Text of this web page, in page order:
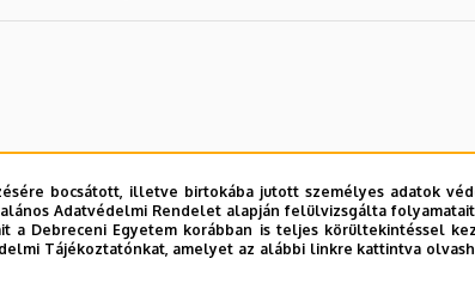
bocsátott, illetve birtokába jutott személyes adatok
Adatvédelmi Rendelet alapján felülvizsgálta
a Debreceni Egyetem korábban is teljes körültekintéssel
Tájékoztatónkat, amelyet az alábbi linkre kattintva